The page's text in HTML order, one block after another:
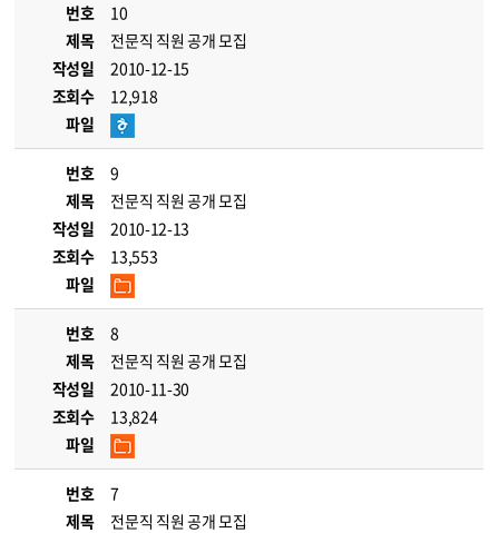
번호
10
제목
전문직 직원 공개 모집
작성일
2010-12-15
조회수
12,918
파일
번호
9
제목
전문직 직원 공개 모집
작성일
2010-12-13
조회수
13,553
파일
번호
8
제목
전문직 직원 공개 모집
작성일
2010-11-30
조회수
13,824
파일
번호
7
제목
전문직 직원 공개 모집